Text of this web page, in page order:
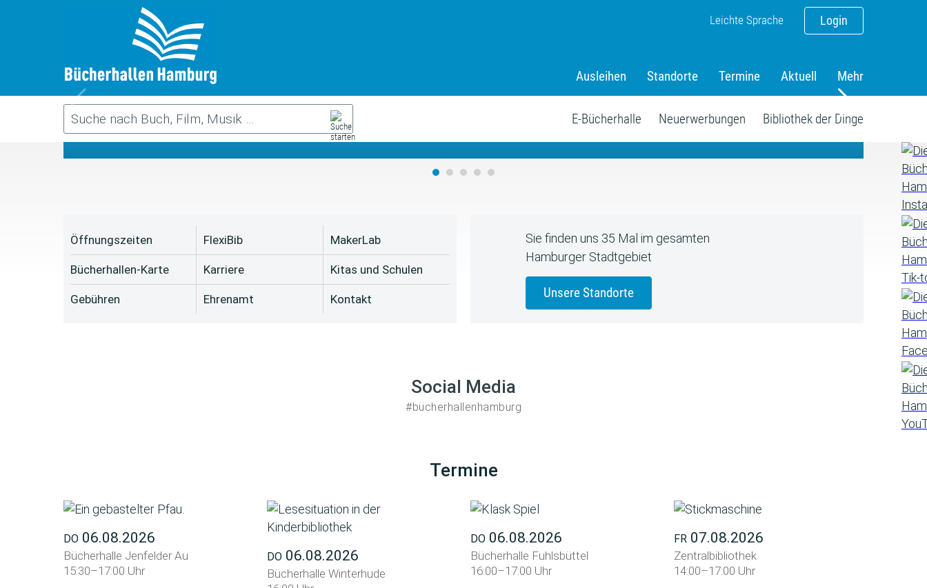
Login
Leichte Sprache
Ausleihen Standorte Termine Aktuell Mehr
E-Bücherhalle Neuerwerbungen Bibliothek der Dinge
Das neue Sommerferienprogramm
Öffnungszeiten
Bücherhallen-Karte
Gebühren
FlexiBib
Karriere
Ehrenamt
MakerLab
Kitas und Schulen
Kontakt
Sie finden uns 35 Mal im gesamten
Hamburger Stadtgebiet
Unsere Standorte
Social Media
#bücherhallenhamburg
Termine
DO 06.08.2026
Bücherhalle Jenfelder Au
15:30–17:00 Uhr
DO 06.08.2026
Bücherhalle Winterhude
DO 06.08.2026
Bücherhalle Fuhlsbüttel
16:00–17:00 Uhr
FR 07.08.2026
Zentralbibliothek
14:00–17:00 Uhr